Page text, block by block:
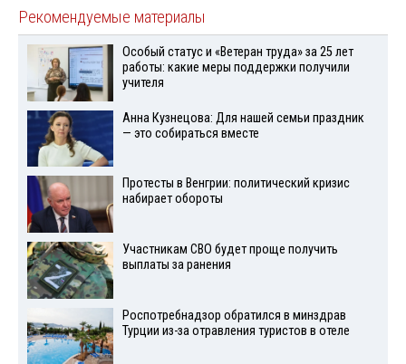
Рекомендуемые материалы
Особый статус и «Ветеран труда» за 25 лет
работы: какие меры поддержки получили
учителя
Анна Кузнецова: Для нашей семьи праздник
— это собираться вместе
Протесты в Венгрии: политический кризис
набирает обороты
Участникам СВО будет проще получить
выплаты за ранения
Роспотребнадзор обратился в минздрав
Турции из-за отравления туристов в отеле